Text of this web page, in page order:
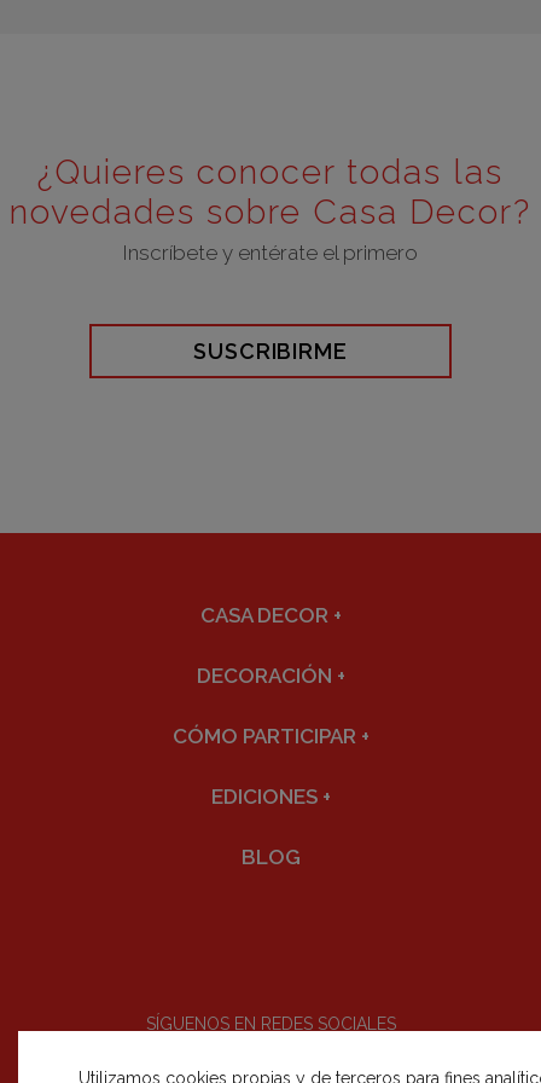
¿Quieres conocer todas las
novedades sobre Casa Decor?
Inscríbete y entérate el primero
SUSCRIBIRME
Utilizamos cookies propias y de terceros para fines
CASA DECOR +
DECORACIÓN +
CÓMO PARTICIPAR +
EDICIONES +
BLOG
SÍGUENOS EN REDES SOCIALES